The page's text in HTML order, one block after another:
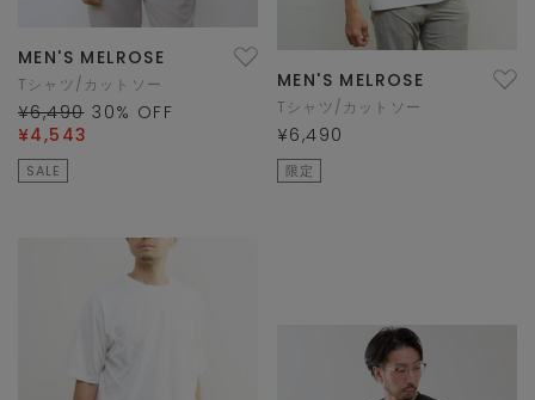
MEN'S MELROSE
Tシャツ/カットソー
¥6,490 30% OFF
¥4,543
SALE
MEN'S MELROSE
Tシャツ/カットソー
¥6,490
限定